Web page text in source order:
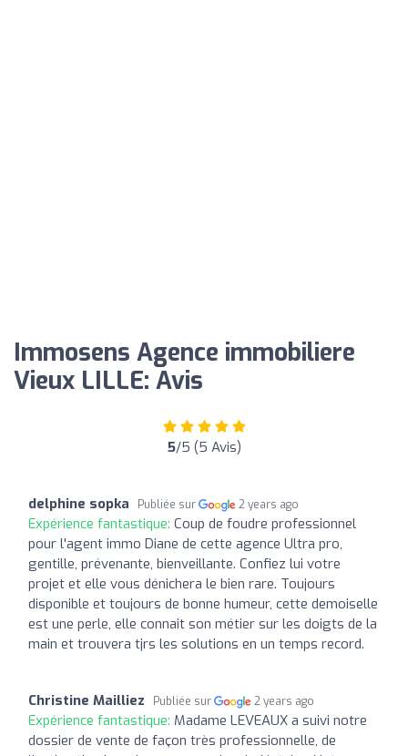
Immosens Agence immobiliere
Vieux LILLE: Avis
5/5 (5 Avis)
delphine sopka Publiée sur 2 years ago
Expérience fantastique: Coup de foudre professionnel
pour l'agent immo Diane de cette agence Ultra pro,
gentille, prévenante, bienveillante. Confiez lui votre
projet et elle vous dénichera le bien rare. Toujours
disponible et toujours de bonne humeur, cette demoiselle
est une perle, elle connait son métier sur les doigts de la
main et trouvera tjrs les solutions en un temps record.
Christine Mailliez Publiée sur 2 years ago
Expérience fantastique: Madame LEVEAUX a suivi notre
dossier de vente de façon très professionnelle, de